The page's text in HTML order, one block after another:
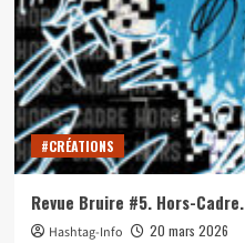
#CRÉATIONS
Revue Bruire #5. Hors-Cadre.
Hashtag-Info 20 mars 2026